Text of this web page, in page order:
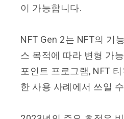
이 가능합니다.
NFT Gen 2는 NFT의 기
스 목적에 따라 변형 가
포인트 프로그램, NFT
한 사용 사례에서 쓰일